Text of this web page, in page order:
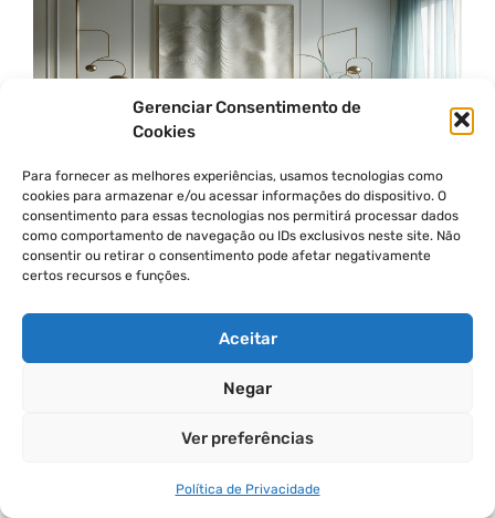
Gerenciar Consentimento de
Cookies
Para fornecer as melhores experiências, usamos tecnologias como
cookies para armazenar e/ou acessar informações do dispositivo. O
consentimento para essas tecnologias nos permitirá processar dados
como comportamento de navegação ou IDs exclusivos neste site. Não
consentir ou retirar o consentimento pode afetar negativamente
certos recursos e funções.
Aceitar
Negar
Ver preferências
Política de Privacidade
Enquanto visitava Milão, a designer Tara
McCauley se apaixonou pela maneira como a
galerista Nina Yashar exibia peças
contemporâneas de latão de Osanna Visconti em
um ambiente revestido com seda moiré azul
McCauley o utiliza para cortinas, almofadas e até
como material de revestimento para móveis.